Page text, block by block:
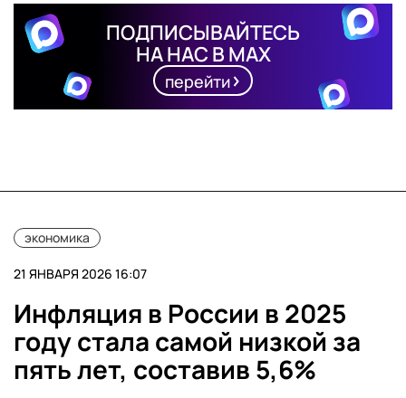
ПОДПИСЫВАЙТЕСЬ
НА НАС В MAX
перейти
экономика
21 ЯНВАРЯ 2026 16:07
Инфляция в России в 2025
году стала самой низкой за
пять лет, составив 5,6%